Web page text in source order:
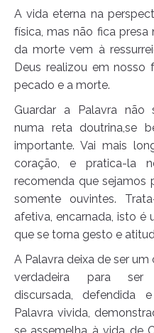
A vida eterna na
física, mas não fica
da morte vem à
Deus realizou em
pecado e a morte.
Guardar a Palavra não
numa reta doutrina,se
importante. Vai mais
coração, e pratica-la
recomenda que sejamos
somente ouvintes.
afetiva, encarnada, isto é
que se torna gesto e
A Palavra deixa de ser
verdadeira para ser
discursada, defendida
Palavra vivida,